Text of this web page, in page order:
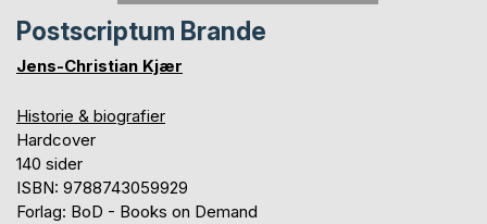
Postscriptum Brande
Jens-Christian Kjær
Historie & biografier
Hardcover
140 sider
ISBN: 9788743059929
Forlag: BoD - Books on Demand